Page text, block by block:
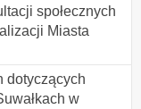
społecznych
Miasta
dotyczących
w